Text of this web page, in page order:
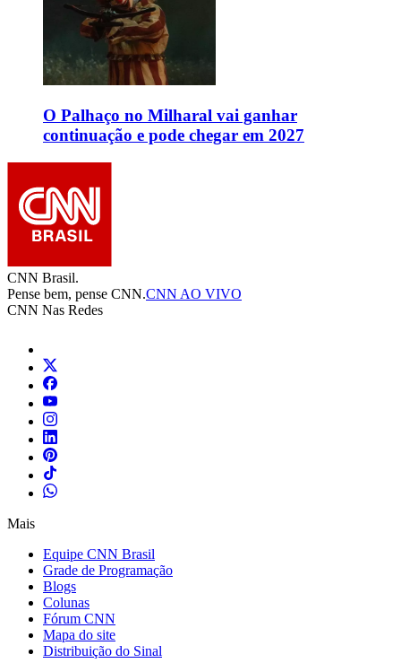
O Palhaço no Milharal vai ganhar
continuação e pode chegar em 2027
CNN Brasil.
Pense bem, pense CNN.CNN AO VIVO
CNN Nas Redes
Mais
Equipe CNN Brasil
Grade de Programação
Blogs
Colunas
Fórum CNN
Mapa do site
Distribuição do Sinal